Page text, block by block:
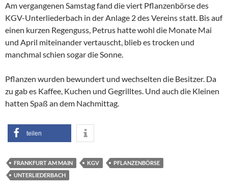
Am vergangenen Samstag fand die viert Pflanzenbörse des
KGV-Unterliederbach in der Anlage 2 des Vereins statt. Bis auf
einen kurzen Regenguss, Petrus hatte wohl die Monate Mai
und April miteinander vertauscht, blieb es trocken und
manchmal schien sogar die Sonne.
Pflanzen wurden bewundert und wechselten die Besitzer. Da
zu gab es Kaffee, Kuchen und Gegrilltes. Und auch die Kleinen
hatten Spaß an dem Nachmittag.
teilen
FRANKFURT AM MAIN KGV
PFLANZENBÖRSE
UNTERLIEDERBACH